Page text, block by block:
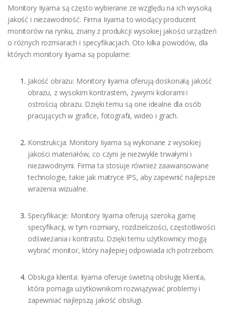
Monitory Iiyama są często wybierane ze względu na ich wysoką
jakość i niezawodność. Firma Iiyama to wiodący producent
monitorów na rynku, znany z produkcji wysokiej jakości urządzeń
o różnych rozmiarach i specyfikacjach. Oto kilka powodów, dla
których monitory Iiyama są popularne:
Jakość obrazu: Monitory Iiyama oferują doskonałą jakość
obrazu, z wysokim kontrastem, żywymi kolorami i
ostrością obrazu. Dzięki temu są one idealne dla osób
pracujących w grafice, fotografii, wideo i grach.
Konstrukcja: Monitory Iiyama są wykonane z wysokiej
jakości materiałów, co czyni je niezwykle trwałymi i
niezawodnymi. Firma ta stosuje również zaawansowane
technologie, takie jak matryce IPS, aby zapewnić najlepsze
wrażenia wizualne.
Specyfikacje: Monitory Iiyama oferują szeroką gamę
specyfikacji, w tym rozmiary, rozdzielczości, częstotliwości
odświeżania i kontrastu. Dzięki temu użytkownicy mogą
wybrać monitor, który najlepiej odpowiada ich potrzebom.
Obsługa klienta: Iiyama oferuje świetną obsługę klienta,
która pomaga użytkownikom rozwiązywać problemy i
zapewniać najlepszą jakość obsługi.